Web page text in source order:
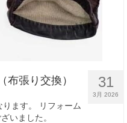
31
3月 2026
布張り交換）
ます。 リフォーム
いました。